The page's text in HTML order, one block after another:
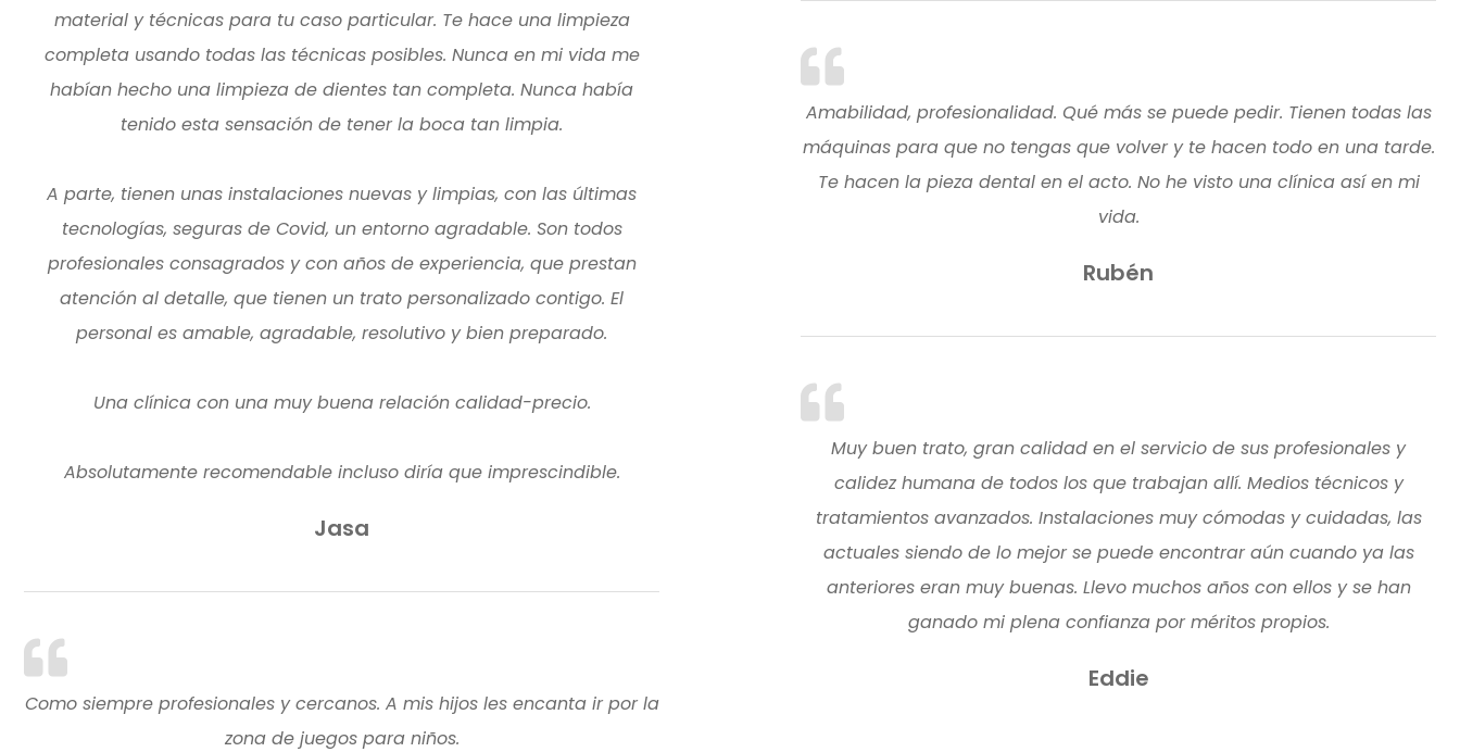
material y técnicas para tu caso particular. Te hace una limpieza
completa usando todas las técnicas posibles. Nunca en mi vida me
habían hecho una limpieza de dientes tan completa. Nunca había
tenido esta sensación de tener la boca tan limpia.
A parte, tienen unas instalaciones nuevas y limpias, con las últimas
tecnologías, seguras de Covid, un entorno agradable. Son todos
profesionales consagrados y con años de experiencia, que prestan
atención al detalle, que tienen un trato personalizado contigo. El
personal es amable, agradable, resolutivo y bien preparado.
Una clínica con una muy buena relación calidad-precio.
Absolutamente recomendable incluso diría que imprescindible.
Jasa
Como siempre profesionales y cercanos. A mis hijos les encanta ir por la
zona de juegos para niños.
Amabilidad, profesionalidad. Qué más se puede pedir. Tienen todas las
máquinas para que no tengas que volver y te hacen todo en una tarde.
Te hacen la pieza dental en el acto. No he visto una clínica así en mi
vida.
Rubén
Muy buen trato, gran calidad en el servicio de sus profesionales y
calidez humana de todos los que trabajan allí. Medios técnicos y
tratamientos avanzados. Instalaciones muy cómodas y cuidadas, las
actuales siendo de lo mejor se puede encontrar aún cuando ya las
anteriores eran muy buenas. Llevo muchos años con ellos y se han
ganado mi plena confianza por méritos propios.
Eddie